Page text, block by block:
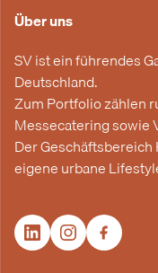
Über uns
SV ist ein führendes
Deutschland.
Zum Portfolio zählen
Messecatering sowie
Der
eigene urbane